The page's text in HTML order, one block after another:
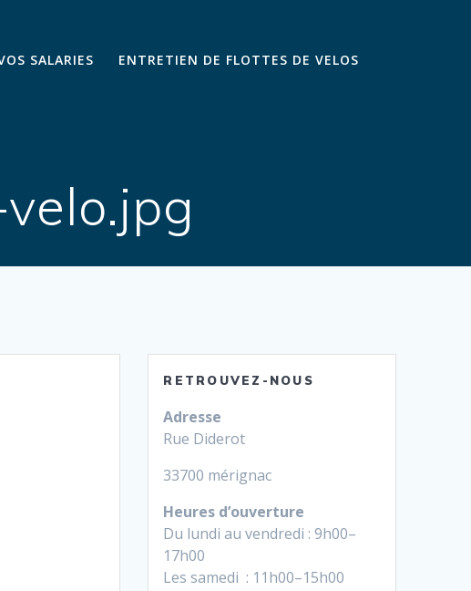
SALARIES ENTRETIEN DE FLOTTES DE VELOS
RETROUVEZ-NOUS
Adresse
Rue Diderot
33700 mérignac
Heures d’ouverture
Du lundi au vendredi : 9h00–
17h00
Les samedi : 11h00–15h00